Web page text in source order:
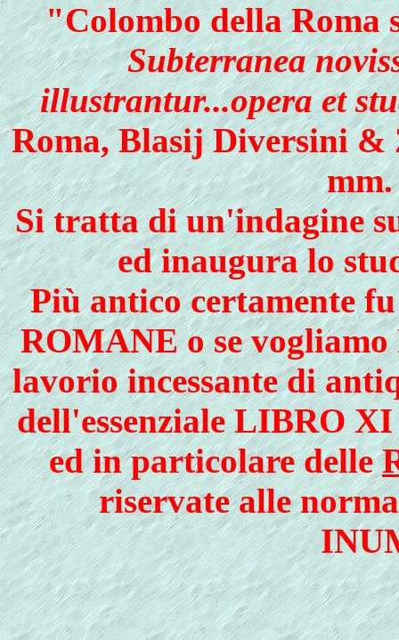
"Colombo della
Subterranea
illustrantur...opera et
Roma, Blasij Diversini
mm.
Si tratta di un'indagine
ed inaugura lo
Più antico certamente
ROMANE o se
lavorio incessante di
dell'essenziale LIBRO
ed in particolare delle
riservate alle